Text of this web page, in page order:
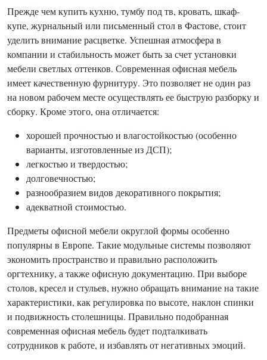
Прежде чем купить кухню, тумбу под тв, кровать, шкаф-
купе, журнальный или письменный стол в Фастове, стоит
уделить внимание расцветке. Успешная атмосфера в
компании и стабильность может быть за счет установки
мебели светлых оттенков. Современная офисная мебель
имеет качественную фурнитуру. Это позволяет не один раз
на новом рабочем месте осуществлять ее быструю разборку и
сборку. Кроме этого, она отличается:
хорошей прочностью и влагостойкостью (особенно
варианты, изготовленные из ДСП);
легкостью и твердостью;
долговечностью;
разнообразием видов декоративного покрытия;
адекватной стоимостью.
Предметы офисной мебели округлой формы особенно
популярны в Европе. Такие модульные системы позволяют
экономить пространство и правильно расположить
оргтехнику, а также офисную документацию. При выборе
столов, кресел и стульев, нужно обращать внимание на такие
характеристики, как регулировка по высоте, наклон спинки
и подвижность столешницы. Правильно подобранная
современная офисная мебель будет подталкивать
сотрудников к работе, и избавлять от негативных эмоций.